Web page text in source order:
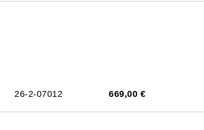
26-2-07012 669,00 €